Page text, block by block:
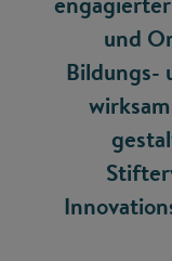
und
Bildungs-